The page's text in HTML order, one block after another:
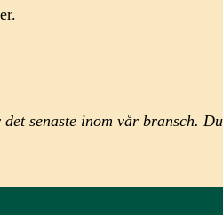
senaste inom vår bransch. Du